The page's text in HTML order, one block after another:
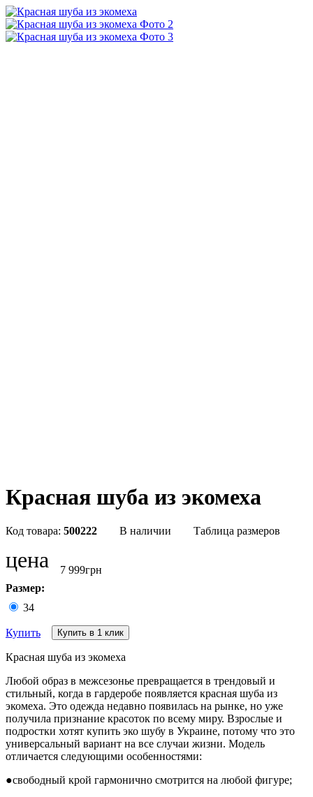
Красная шуба из экомеха
500222 В наличии Таблица размеров
цена 7 999грн
Размер:
34
Купить Купить в 1 клик
Красная шуба из экомеха
Любой образ в межсезонье превращается в трендовый и
стильный, когда в гардеробе появляется красная шуба из
экомеха. Это одежда недавно появилась на рынке, но уже
получила признание красоток по всему миру. Взрослые и
подростки хотят купить эко шубу в Украине, потому что это
универсальный вариант на все случаи жизни. Модель
отличается следующими особенностями:
●свободный крой гармонично смотрится на любой фигуре;